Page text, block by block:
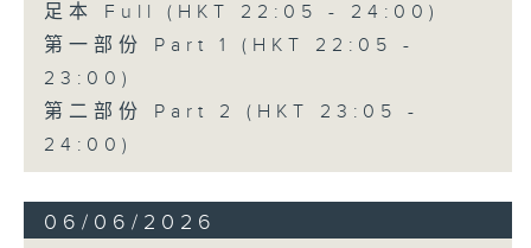
足本 Full (HKT 22:05 - 24:00)
第一部份 Part 1 (HKT 22:05 -
23:00)
第二部份 Part 2 (HKT 23:05 -
24:00)
06/06/2026